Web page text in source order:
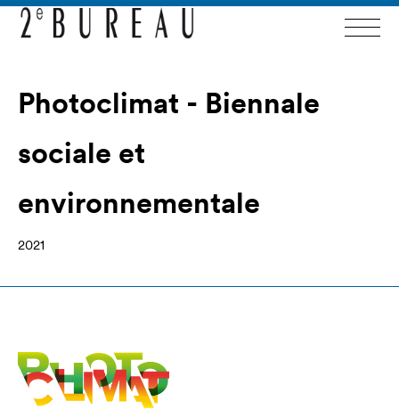
Photoclimat - Biennale
sociale et
environnementale
2021